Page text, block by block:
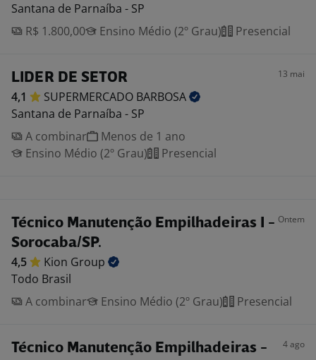
Santana de Parnaíba - SP
R$ 1.800,00
Ensino Médio (2º Grau) Presencial
LIDER DE SETOR 13 mai
4,1 SUPERMERCADO BARBOSA
Santana de Parnaíba - SP
A combinar
Menos de 1 ano
Ensino Médio (2º Grau)
Presencial
Técnico Manutenção Empilhadeiras I -
Sorocaba/SP.
Ontem
4,5 Kion Group
Todo Brasil
A combinar
Ensino Médio (2º Grau) Presencial
Técnico Manutenção Empilhadeiras -
4 ago